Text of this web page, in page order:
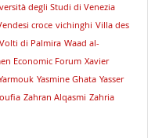
degli Studi di Venezia
croce vichinghi Villa des
Volti di Palmira Waad al-
Economic Forum Xavier
Yasmine Ghata Yasser
Zahran Alqasmi Zahria